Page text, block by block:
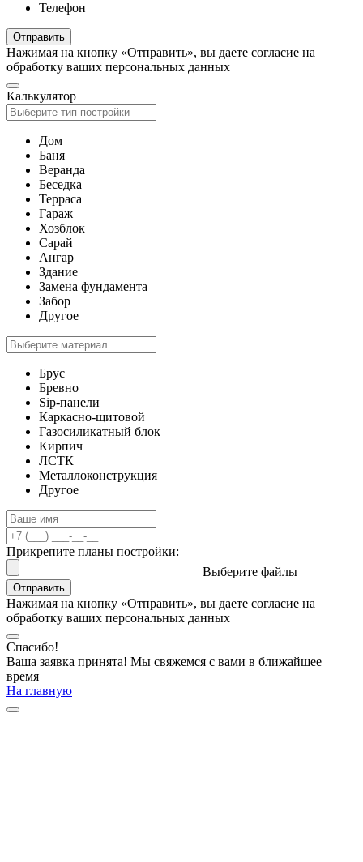
Телефон
Отправить
Нажимая на кнопку «Отправить», вы даете согласие на
обработку ваших персональных данных
Калькулятор
Дом
Баня
Веранда
Беседка
Терраса
Гараж
Хозблок
Сарай
Ангар
Здание
Замена фундамента
Забор
Другое
Брус
Бревно
Sip-панели
Каркасно-щитовой
Газосиликатный блок
Кирпич
ЛСТК
Металлоконструкция
Другое
Прикрепите планы постройки:
Выберите файлы
Отправить
Нажимая на кнопку «Отправить», вы даете согласие на
обработку ваших персональных данных
Спасибо!
Ваша заявка принята! Мы свяжемся с вами в ближайшее
время
На главную